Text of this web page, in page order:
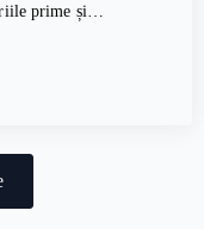
prime și…